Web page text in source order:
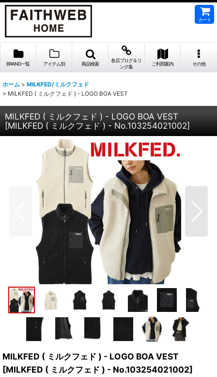
カート
BRAND一覧 アイテム別 商品検索
各店ブログ＆リ
ンク集
ご利用案内 その他
ホーム > MILKFED/ミルクフェド
> MILKFED ( ミルクフェド ) - LOGO BOA VEST
MILKFED ( ミルクフェド ) - LOGO BOA VEST
[MILKFED ( ミルクフェド ) - No.103254021002]
MILKFED ( ミルクフェド ) - LOGO BOA VEST
[MILKFED ( ミルクフェド ) - No.103254021002]